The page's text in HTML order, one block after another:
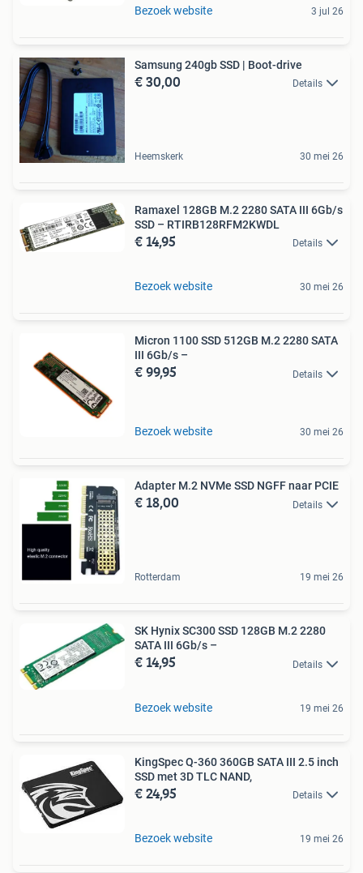
Bezoek website 3 jul 26
Samsung 240gb SSD | Boot-drive
€ 30,00 Details
Heemskerk 30 mei 26
Ramaxel 128GB M.2 2280 SATA III 6Gb/s
SSD – RTIRB128RFM2KWDL
€ 14,95 Details
Bezoek website 30 mei 26
Micron 1100 SSD 512GB M.2 2280 SATA
III 6Gb/s –
€ 99,95 Details
Bezoek website 30 mei 26
Adapter M.2 NVMe SSD NGFF naar PCIE
€ 18,00 Details
Rotterdam 19 mei 26
SK Hynix SC300 SSD 128GB M.2 2280
SATA III 6Gb/s –
€ 14,95 Details
Bezoek website 19 mei 26
KingSpec Q-360 360GB SATA III 2.5 inch
SSD met 3D TLC NAND,
€ 24,95 Details
Bezoek website 19 mei 26